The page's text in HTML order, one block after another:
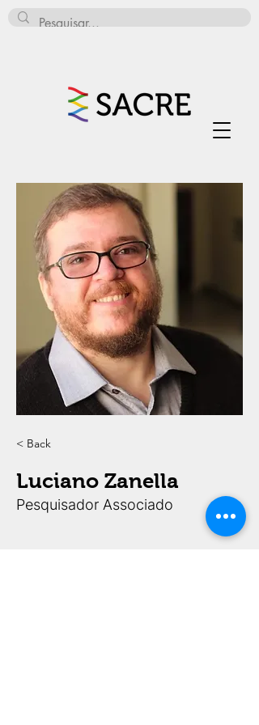
< Back
Luciano Zanella
Pesquisador Associado